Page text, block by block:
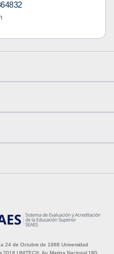
24 de Octubre de 1988 Universidad
UNITEC®. Av. Marina Nacional 180,